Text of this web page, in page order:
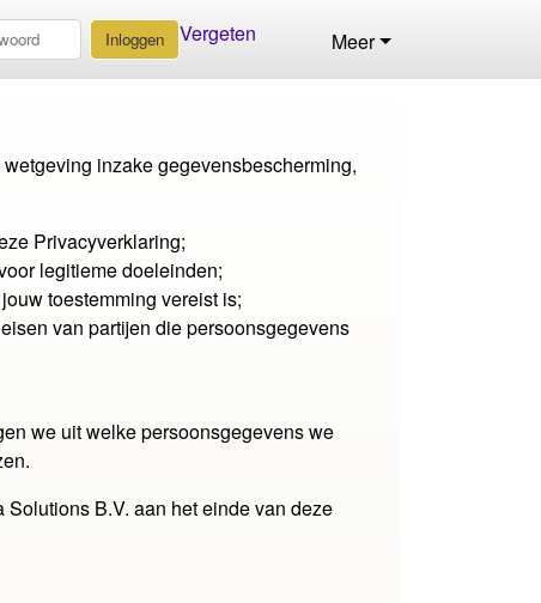
Inloggen Vergeten Meer
inzake gegevensbescherming,
Privacyverklaring;
legitieme doeleinden;
toestemming vereist is;
van partijen die persoonsgegevens
we uit welke persoonsgegevens we
B.V. aan het einde van deze